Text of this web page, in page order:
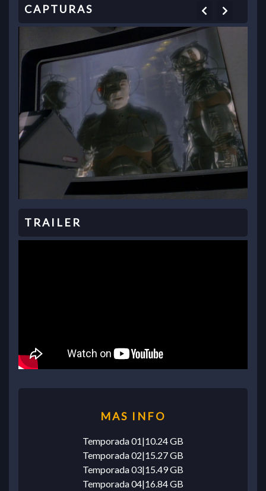
Previous
Temporada 01|10.24 GB
Temporada 02|15.27 GB
Temporada 03|15.49 GB
Temporada 04|16.84 GB